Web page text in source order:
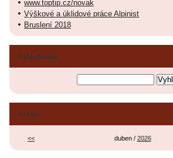
www.toptip.cz/novak
Výškové a úklidové práce Alpinist
Bruslení 2018
Vyhledávání
Archiv
<< duben / 2026